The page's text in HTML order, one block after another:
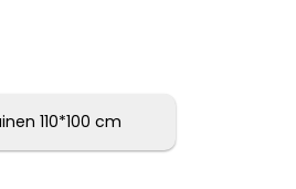
110*100 cm